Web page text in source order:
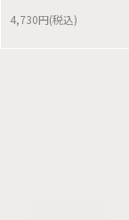
4,730円(税込)